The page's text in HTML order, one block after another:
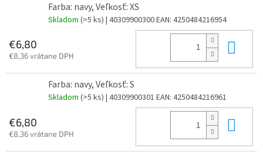
Farba: navy, Veľkosť: XS
Skladom (>5 ks) | 40309900300EAN: 4250484216954
€6,80
€8,36 vrátane DPH
Farba: navy, Veľkosť: S
Skladom (>5 ks) | 40309900301 EAN: 4250484216961
€6,80
€8,36 vrátane DPH